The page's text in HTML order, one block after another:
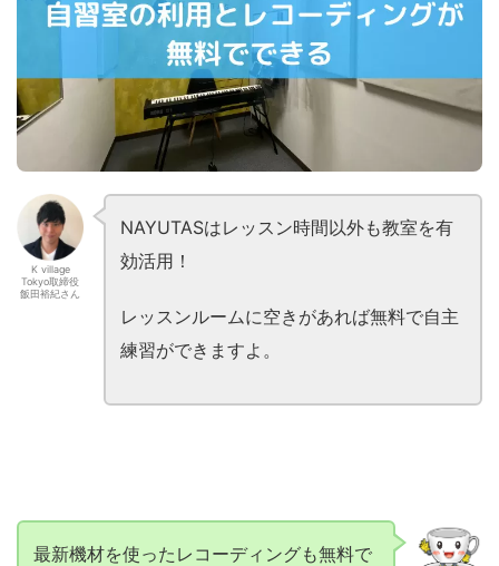
K village
Tokyo取締役
飯田裕紀さん
NAYUTASはレッスン時間以外も教室を有
効活用！
レッスンルームに空きがあれば無料で自主
練習ができますよ。
最新機材を使ったレコーディングも無料で